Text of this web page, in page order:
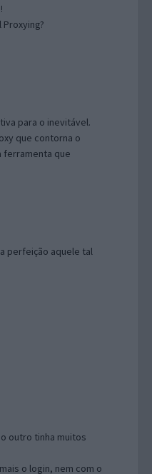
para o inevitável.
que contorna o
ferramenta que
perfeição aquele tal
outro tinha muitos
o login, nem com o